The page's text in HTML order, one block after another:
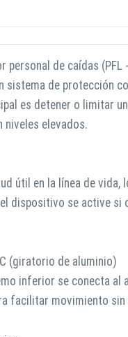
personal de caídas
sistema de protección
es detener o limitar
niveles elevados.
útil en la línea de vida,
dispositivo se active si
(giratorio de aluminio)
inferior se conecta al
facilitar movimiento